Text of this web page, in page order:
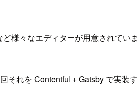
様々なエディターが用意されていま
れを Contentful + Gatsby で実装す